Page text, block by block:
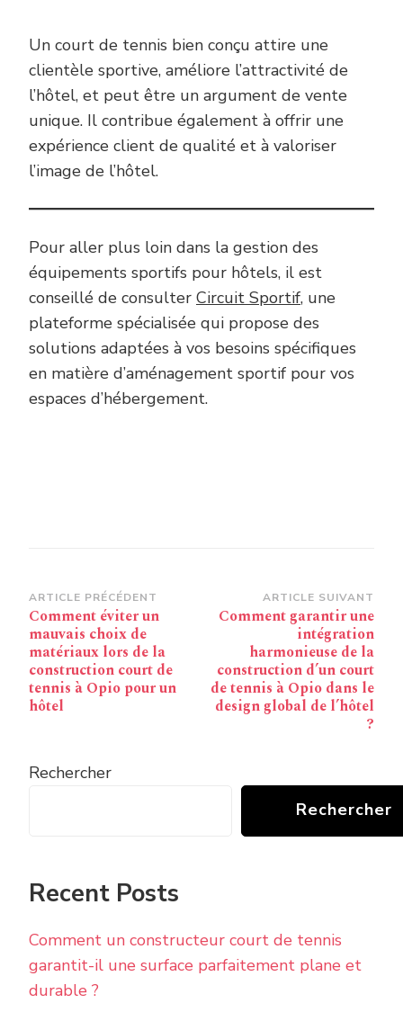
Un court de tennis bien conçu attire une
clientèle sportive, améliore l’attractivité de
l’hôtel, et peut être un argument de vente
unique. Il contribue également à offrir une
expérience client de qualité et à valoriser
l’image de l’hôtel.
Pour aller plus loin dans la gestion des
équipements sportifs pour hôtels, il est
conseillé de consulter Circuit Sportif, une
plateforme spécialisée qui propose des
solutions adaptées à vos besoins spécifiques
en matière d’aménagement sportif pour vos
espaces d’hébergement.
Navigation
d’article
ARTICLE PRÉCÉDENT
Comment éviter un
mauvais choix de
matériaux lors de la
construction court de
tennis à Opio pour un
hôtel
ARTICLE SUIVANT
Comment garantir une
intégration
harmonieuse de la
construction d’un court
de tennis à Opio dans le
design global de l’hôtel
?
Rechercher
Rechercher
Recent Posts
Comment un constructeur court de tennis
garantit-il une surface parfaitement plane et
durable ?